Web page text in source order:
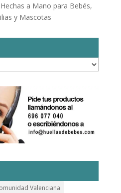
a Mano para Bebés,
y Mascotas
Valenciana